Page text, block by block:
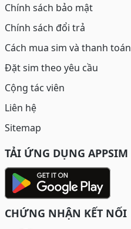
Chính sách bảo mật
Chính sách đổi trả
Cách mua sim và thanh toán
Đặt sim theo yêu cầu
Cộng tác viên
Liên hệ
Sitemap
TẢI ỨNG DỤNG APPSIM
CHỨNG NHẬN KẾT NỐI